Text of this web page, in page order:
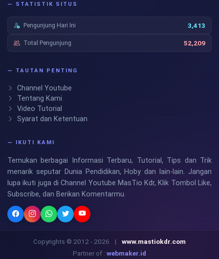
— STATISTIK SITUS
Pengunjung Hari Ini 3,413
Total Pengunjung 52,209
— TAUTAN PENTING
Channel Youtube
Tentang Kami
Video Tutorial
Syarat dan Ketentuan
— IKUTI KAMI
Temukan berbagai Informasi Terbaru, Tutorial, Tips dan Trik
menarik seputar Dunia Pendidikan, Hoby dan lain-lain. Jangan
lupa ikuti juga di Channel Youtube MasTio Kdr, Klik Tombol Like,
Subscribe, dan Berikan Komentarmu.
Copyrights © 2012 - 2026 |
www.mastiokdr.com
Partner of : webmaker.id